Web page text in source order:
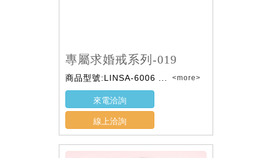
專屬求婚戒系列-019
商品型號:LINSA-6006 ... <more>
來電洽詢
線上洽詢